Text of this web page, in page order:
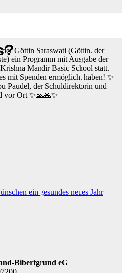
Göttin Saraswati (Göttin. der
ein Programm mit Ausgabe der
Mandir Basic School statt.
mit Spenden ermöglicht haben! ✨
Paudel, der Schuldirektorin und
vor Ort ✨🙏🙏✨
ein gesundes neues Jahr
Bibertgrund eG